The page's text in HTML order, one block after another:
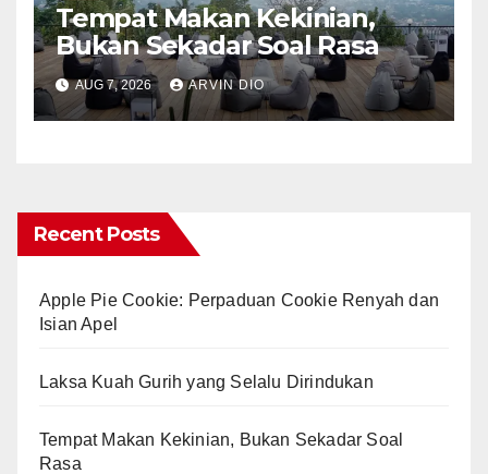
Tempat Makan Kekinian,
Bukan Sekadar Soal Rasa
AUG 7, 2026 ARVIN DIO
Recent Posts
Apple Pie Cookie: Perpaduan Cookie Renyah dan
Isian Apel
Laksa Kuah Gurih yang Selalu Dirindukan
Tempat Makan Kekinian, Bukan Sekadar Soal
Rasa